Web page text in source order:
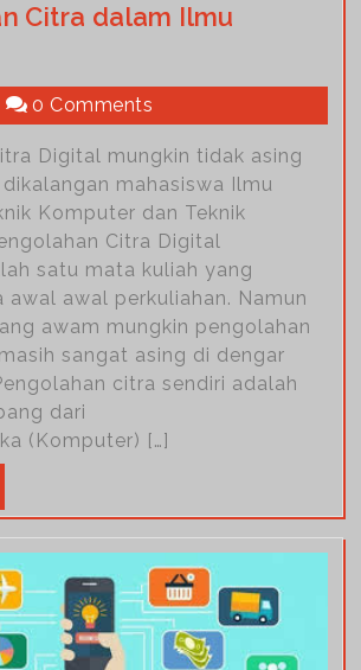
Citra dalam Ilmu
0 Comments
Digital mungkin tidak asing
mahasiswa Ilmu
Komputer dan Teknik
Citra Digital
satu mata kuliah yang
awal perkuliahan. Namun
awam mungkin pengolahan
sangat asing di dengar
citra sendiri adalah
dari
(Komputer) […]